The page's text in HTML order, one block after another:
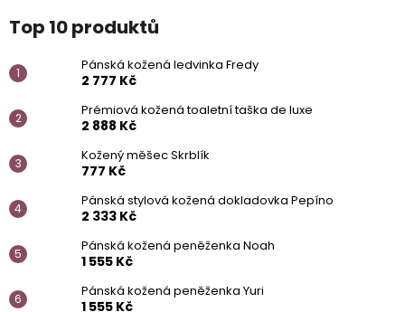
Top 10 produktů
Pánská kožená ledvinka Fredy
2 777 Kč
Prémiová kožená toaletní taška de luxe
2 888 Kč
Kožený měšec Skrblík
777 Kč
Pánská stylová kožená dokladovka Pepíno
2 333 Kč
Pánská kožená peněženka Noah
1 555 Kč
Pánská kožená peněženka Yuri
1 555 Kč